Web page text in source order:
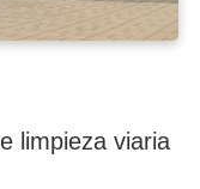
limpieza viaria